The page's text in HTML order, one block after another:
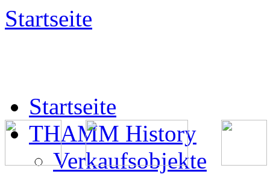
Startseite
Startseite
THAMM History
Verkaufsobjekte